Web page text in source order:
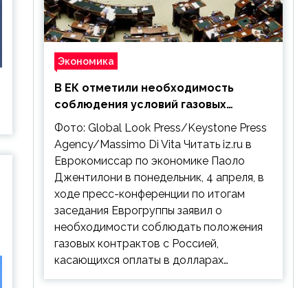
Экономика
В ЕК отметили необходимость
соблюдения условий газовых
контрактов с РФ
Фото: Global Look Press/Keystone Press
Agency/Massimo Di Vita Читать iz.ru в
Еврокомиссар по экономике Паоло
Джентилони в понедельник, 4 апреля, в
ходе пресс-конференции по итогам
заседания Еврогруппы заявил о
необходимости соблюдать положения
газовых контрактов с Россией,
касающихся оплаты в долларах…